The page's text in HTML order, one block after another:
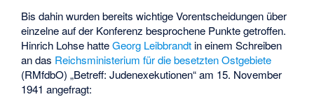
Bis dahin wurden bereits wichtige Vorentscheidungen über
einzelne auf der Konferenz besprochene Punkte getroffen.
Hinrich Lohse hatteGeorg Leibbrandt in einem Schreiben
an das Reichsministerium für die besetzten Ostgebiete
(RMfdbO) „Betreff: Judenexekutionen“ am 15. November
1941 angefragt: